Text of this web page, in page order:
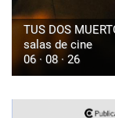
TUS DOS
salas de cine
06 · 08 · 26